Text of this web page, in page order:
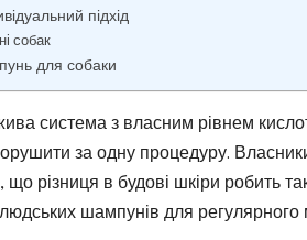
підхід
собак
для собаки
система з власним рівнем
за одну процедуру.
різниця в будові шкіри робить
шампунів для регулярного